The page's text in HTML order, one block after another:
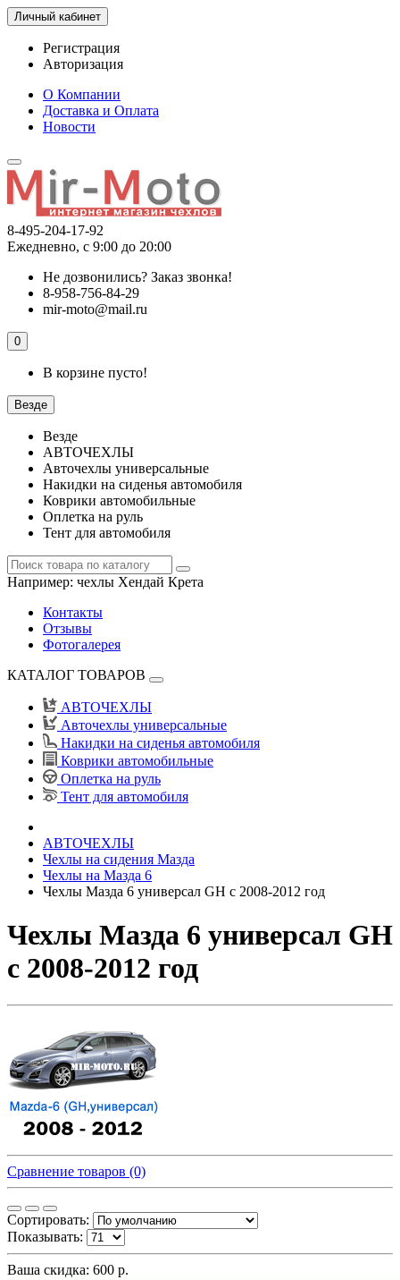
Личный кабинет
Регистрация
Авторизация
О Компании
Доставка и Оплата
Новости
8-495-204-17-92
Ежедневно, с 9:00 до 20:00
Не дозвонились? Заказ звонка!
8-958-756-84-29
mir-moto@mail.ru
0
В корзине пусто!
Везде
Везде
АВТОЧЕХЛЫ
Авточехлы универсальные
Накидки на сиденья автомобиля
Коврики автомобильные
Оплетка на руль
Тент для автомобиля
Например: чехлы Хендай Крета
Контакты
Отзывы
Фотогалерея
КАТАЛОГ ТОВАРОВ
АВТОЧЕХЛЫ
Авточехлы универсальные
Накидки на сиденья автомобиля
Коврики автомобильные
Оплетка на руль
Тент для автомобиля
АВТОЧЕХЛЫ
Чехлы на сидения Мазда
Чехлы на Мазда 6
Чехлы Мазда 6 универсал GH с 2008-2012 год
Чехлы Мазда 6 универсал GH
с 2008-2012 год
Сравнение товаров (0)
Сортировать:
Показывать:
Ваша скидка: 600 р.